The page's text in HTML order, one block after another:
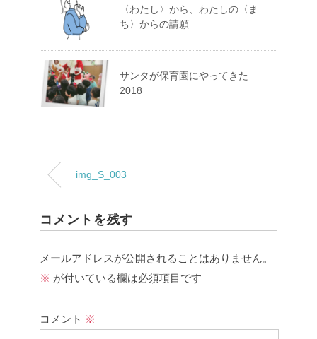
〈わたし〉から、わたしの〈ま
ち〉からの請願
サンタが保育園にやってきた
2018
img_S_003
コメントを残す
メールアドレスが公開されることはありません。
※ が付いている欄は必須項目です
コメント ※